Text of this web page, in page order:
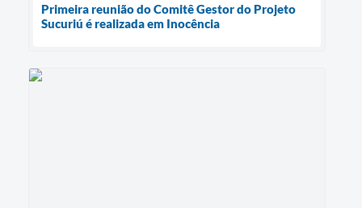
Primeira reunião do Comitê Gestor do Projeto
Sucuriú é realizada em Inocência